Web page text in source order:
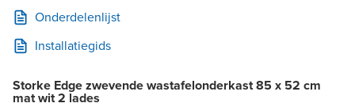
Onderdelenlijst
Installatiegids
Storke Edge zwevende wastafelonderkast 85 x 52 cm
mat wit 2 lades